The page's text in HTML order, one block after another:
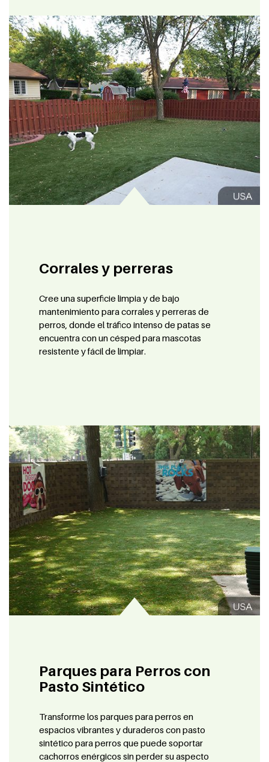
Corrales y perreras
Cree una superficie limpia y de bajo
mantenimiento para corrales y perreras de
perros, donde el tráfico intenso de patas se
encuentra con un césped para mascotas
resistente y fácil de limpiar.
Parques para Perros con
Pasto Sintético
Transforme los parques para perros en
espacios vibrantes y duraderos con pasto
sintético para perros que puede soportar
cachorros enérgicos sin perder su aspecto